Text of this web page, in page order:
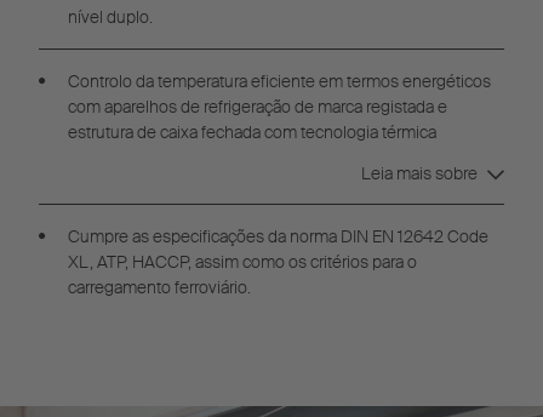
nível duplo.
Controlo da temperatura eficiente em termos energéticos
com aparelhos de refrigeração de marca registada e
estrutura de caixa fechada com tecnologia térmica
Leia mais sobre
Cumpre as especificações da norma DIN EN 12642 Code
XL, ATP, HACCP, assim como os critérios para o
carregamento ferroviário.